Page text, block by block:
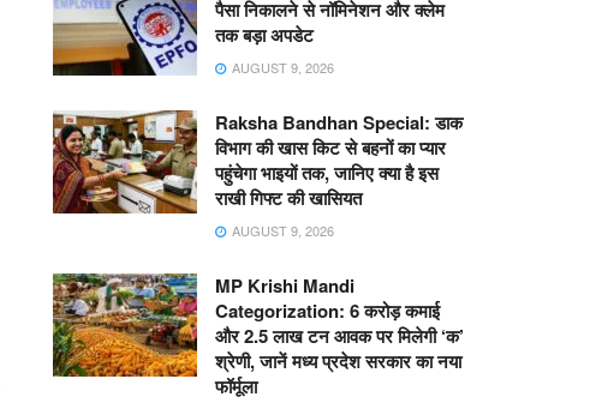
पैसा निकालने से नॉमिनेशन और क्लेम
तक बड़ा अपडेट
AUGUST 9, 2026
Raksha Bandhan Special: डाक
विभाग की खास किट से बहनों का प्यार
पहुंचेगा भाइयों तक, जानिए क्या है इस
राखी गिफ्ट की खासियत
AUGUST 9, 2026
MP Krishi Mandi
Categorization: 6 करोड़ कमाई
और 2.5 लाख टन आवक पर मिलेगी ‘क’
श्रेणी, जानें मध्य प्रदेश सरकार का नया
फॉर्मूला